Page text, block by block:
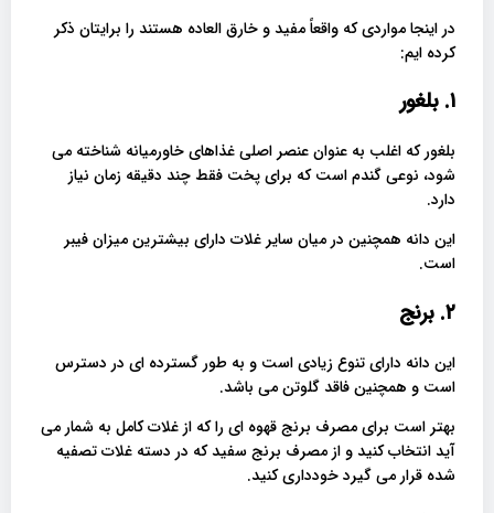
در اینجا مواردی که واقعاً مفید و خارق العاده هستند را برایتان ذکر
کرده ایم:
۱. بلغور
بلغور که اغلب به عنوان عنصر اصلی غذاهای خاورمیانه شناخته می
شود، نوعی گندم است که برای پخت فقط چند دقیقه زمان نیاز
دارد.
این دانه همچنین در میان سایر غلات دارای بیشترین میزان فیبر
است.
۲. برنج
این دانه دارای تنوع زیادی است و به طور گسترده ای در دسترس
است و همچنین فاقد گلوتن می باشد.
بهتر است برای مصرف برنج قهوه ای را که از غلات کامل به شمار می
آید انتخاب کنید و از مصرف برنج سفید که در دسته غلات تصفیه
شده قرار می گیرد خودداری کنید.